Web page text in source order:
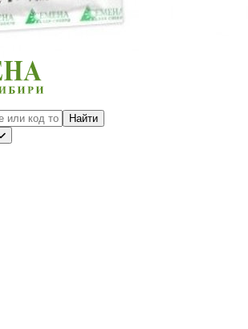
удобрения, добавки, химия
декор
Найти